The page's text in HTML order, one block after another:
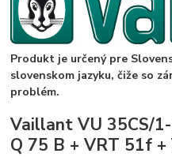
Produkt je určený pre
slovenskom jazyku, čiže so
problém.
Vaillant VU 35CS/
Q 75 B + VRT 51f